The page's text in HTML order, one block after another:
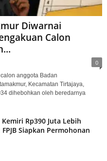
Diwarnai
Calon
0
anggota Badan
Kecamatan Tirtajaya,
dihebohkan oleh beredarnya
Rp390 Juta Lebih
Siapkan Permohonan